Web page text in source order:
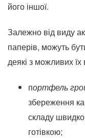
його іншої.
Залежно від виду
паперів, можуть
деякі з можливих їх
портфель
збереження
складу
готівкою;